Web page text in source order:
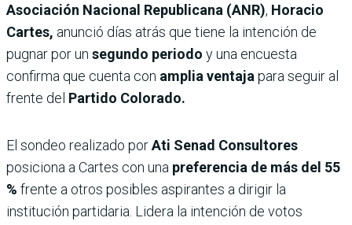
Asociación Nacional Republicana (ANR), Horacio
Cartes, anunció días atrás que tiene la intención de
pugnar por un segundo periodo y una encuesta
confirma que cuenta con amplia ventaja para seguir al
frente del Partido Colorado.
El sondeo realizado porAti Senad Consultores
posiciona a Cartes con una preferencia de más del 55
% frente a otros posibles aspirantes a dirigir la
institución partidaria. Lidera la intención de votos